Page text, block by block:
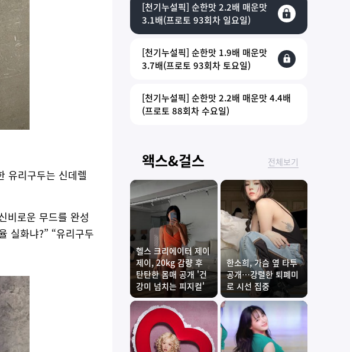
유리구두는 신데렐
비로운 무드를 완성
실화냐?” “유리구두
[천기누설픽] 순한맛 2.2배 매운맛
3.1배(프로토 93회차 일요일)
[천기누설픽] 순한맛 1.9배 매운맛
3.7배(프로토 93회차 토요일)
[천기누설픽] 순한맛 2.2배 매운맛 4.4배
(프로토 88회차 수요일)
왝스&걸스 전체보기
헬스 크리에이터 제이
제이, 20kg 감량 후
탄탄한 몸매 공개 '건
강미 넘치는 피지컬'
한소희, 가슴 옆 타투
공개…강렬한 퇴폐미
로 시선 집중